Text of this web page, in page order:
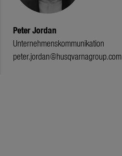
Peter Jordan
Unternehmenskommunikation
peter.jordan@husqvarnagroup.com